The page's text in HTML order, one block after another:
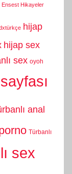
Ensest Hikayeler
hijap
hijap sex
sex oyoh
anal
Türbanlı
sex